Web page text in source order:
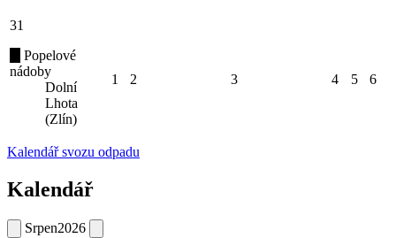
31
Popelové
nádoby
Dolní
Lhota
(Zlín)
1 2 3 4 5 6
Kalendář svozu odpadu
Kalendář
Srpen2026